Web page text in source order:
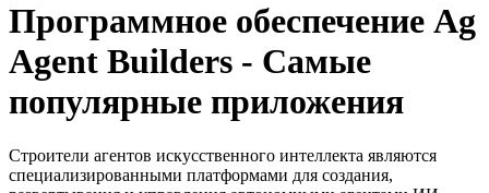
Программное обеспечение Ag
Agent Builders - Самые
популярные приложения
Строители агентов искусственного интеллекта являются
специализированными платформами для создания,